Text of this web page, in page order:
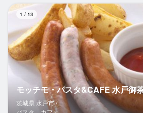
1 / 13
モッチモ・パスタ&CAFE 水戸御
茨城県 水戸市 /